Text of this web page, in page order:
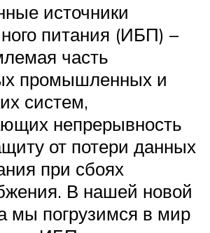
источники
питания (ИБП) –
часть
промышленных и
систем,
непрерывность
от потери данных
при сбоях
В нашей новой
мы погрузимся в мир